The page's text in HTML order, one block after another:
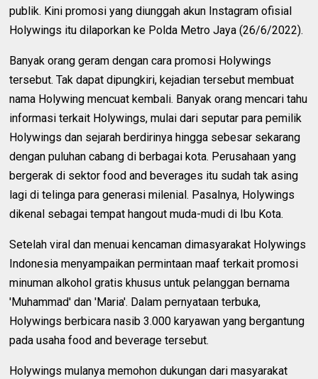
publik. Kini promosi yang diunggah akun Instagram ofisial
Holywings itu dilaporkan ke Polda Metro Jaya (26/6/2022).
Banyak orang geram dengan cara promosi Holywings
tersebut. Tak dapat dipungkiri, kejadian tersebut membuat
nama Holywing mencuat kembali. Banyak orang mencari tahu
informasi terkait Holywings, mulai dari seputar para pemilik
Holywings dan sejarah berdirinya hingga sebesar sekarang
dengan puluhan cabang di berbagai kota. Perusahaan yang
bergerak di sektor food and beverages itu sudah tak asing
lagi di telinga para generasi milenial. Pasalnya, Holywings
dikenal sebagai tempat hangout muda-mudi di Ibu Kota.
Setelah viral dan menuai kencaman dimasyarakat Holywings
Indonesia menyampaikan permintaan maaf terkait promosi
minuman alkohol gratis khusus untuk pelanggan bernama
'Muhammad' dan 'Maria'. Dalam pernyataan terbuka,
Holywings berbicara nasib 3.000 karyawan yang bergantung
pada usaha food and beverage tersebut.
Holywings mulanya memohon dukungan dari masyarakat